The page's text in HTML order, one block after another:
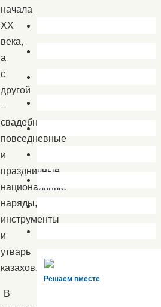
начала
XX
века,
а
с
другой
–
свадебные,
повседневные
и
праздничные
национальные
наряды,
инструменты
и
утварь
казахов.
В
Решаем вместе